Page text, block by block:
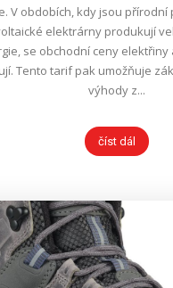
V obdobích, kdy jsou
elektrárny produkují
se obchodní ceny
Tento tarif pak umožňuje
výhody z...
číst dál